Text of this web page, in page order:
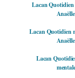
Lacan Quotidien
Lacan Quotidien
Lacan